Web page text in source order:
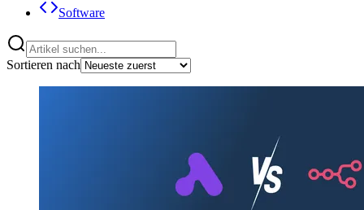
Software
Sortieren nach